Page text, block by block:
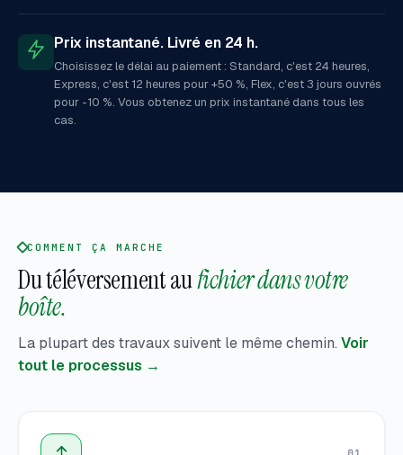
Prix instantané. Livré en 24 h.
Choisissez le délai au paiement : Standard, c'est 24 heures,
Express, c'est 12 heures pour +50 %, Flex, c'est 3 jours ouvrés
pour -10 %. Vous obtenez un prix instantané dans tous les
cas.
COMMENT ÇA MARCHE
Du téléversement aufichier dans votre
boîte.
La plupart des travaux suivent le même chemin. Voir
tout le processus →